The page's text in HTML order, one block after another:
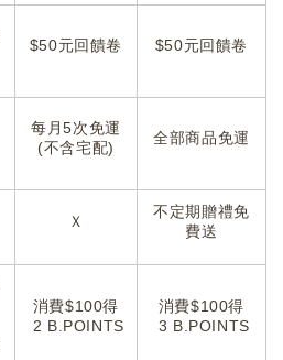
$50元回饋卷 $50元回饋卷
每月5次免運
(不含宅配)
全部商品免運
Ｘ
不定期贈禮免
費送
消費$100得
2 B.POINTS
消費$100得
3 B.POINTS